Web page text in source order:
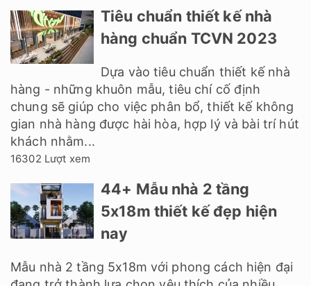
Tiêu chuẩn thiết kế nhà
hàng chuẩn TCVN 2023
Dựa vào tiêu chuẩn thiết kế nhà
hàng - những khuôn mẫu, tiêu chí cố định
chung sẽ giúp cho việc phân bổ, thiết kế không
gian nhà hàng được hài hòa, hợp lý và bài trí hút
khách nhằm...
16302 Lượt xem
44+ Mẫu nhà 2 tầng
5x18m thiết kế đẹp hiện
nay
Mẫu nhà 2 tầng 5x18m với phong cách hiện đại